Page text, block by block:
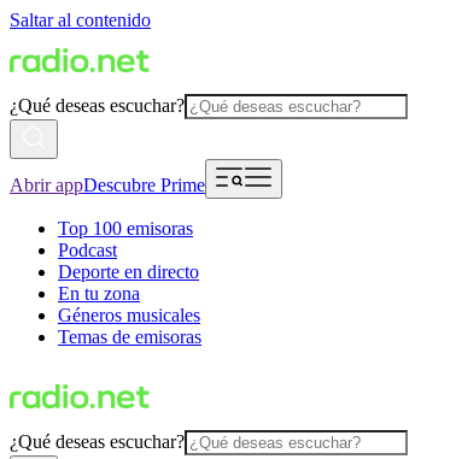
Saltar al contenido
¿Qué deseas escuchar?
Abrir appDescubre Prime
Top 100 emisoras
Podcast
Deporte en directo
En tu zona
Géneros musicales
Temas de emisoras
¿Qué deseas escuchar?